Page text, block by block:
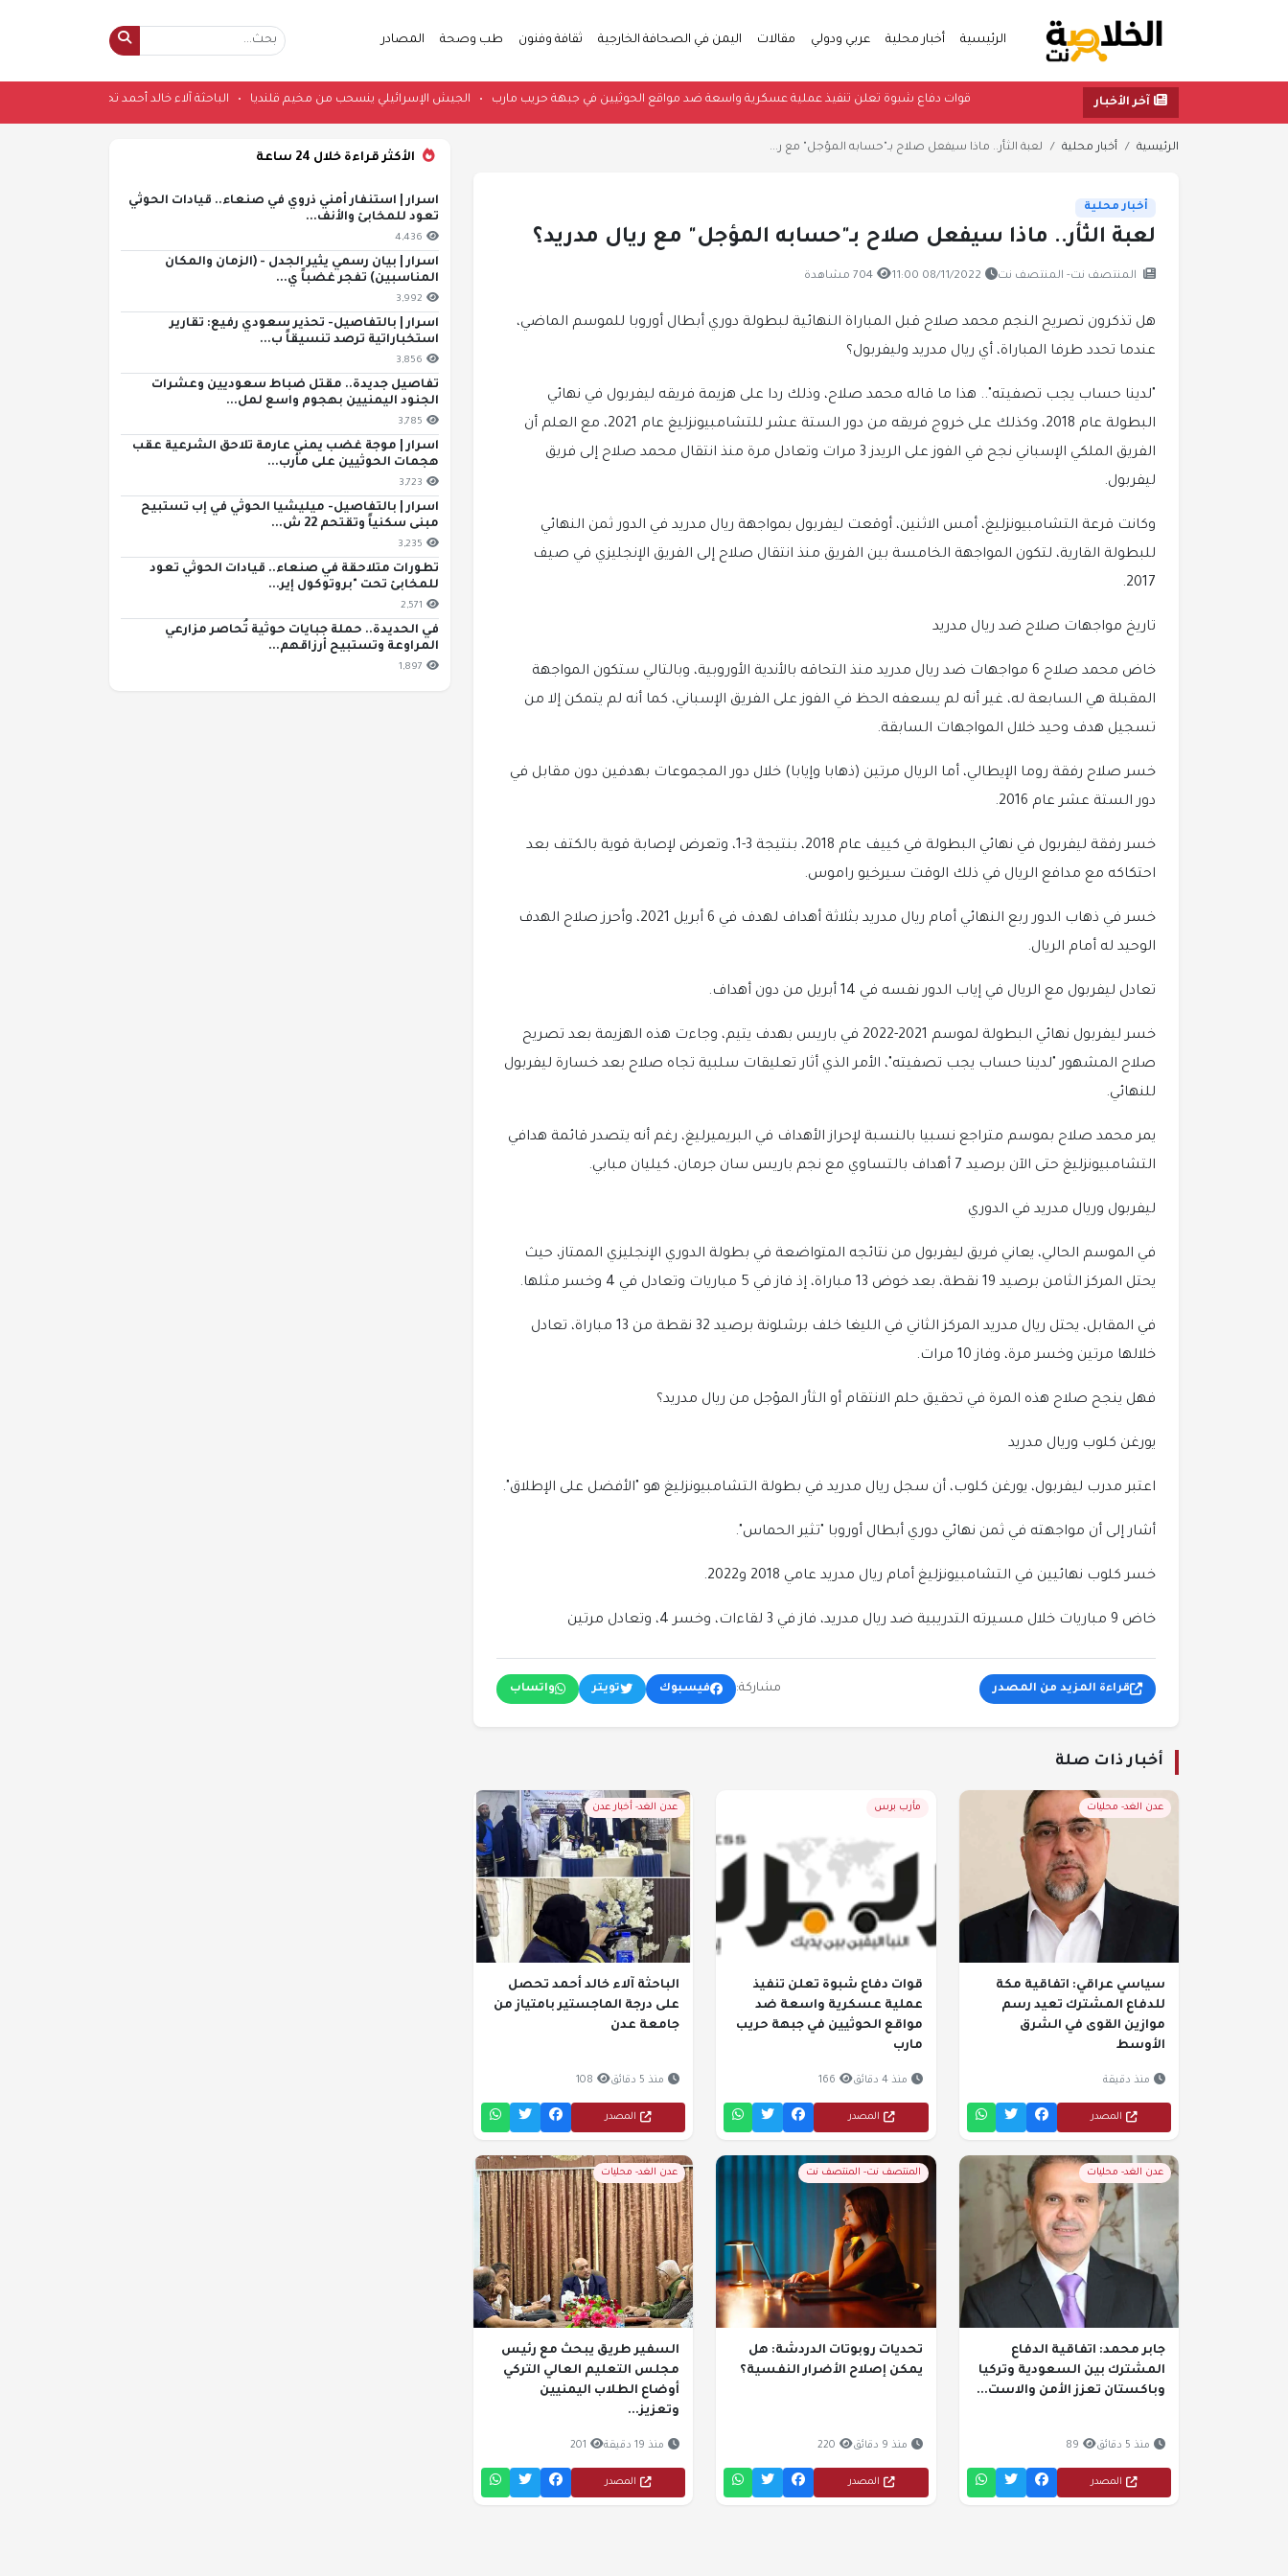
الرئيسية أخبار محلية عربي ودولي مقالات اليمن في الصحافة الخارجية ثقافة وفنون طب وصحة المصادر
آخر الأخبار قوات دفاع شبوة تعلن تنفيذ عملية عسكرية واسعة ضد مواقع الحوثيين في جبهة حريب مارب•الجيش الإسرائيلي ينسحب من مخيم قلنديا•الباحثة آلاء خالد أحمد تحصل
الرئيسية أخبار محلية لعبة الثأر.. ماذا سيفعل صلاح بـ"حسابه المؤجل" مع ر...
أخبار محلية
لعبة الثأر.. ماذا سيفعل صلاح بـ"حسابه المؤجل" مع ريال مدريد؟
المنتصف نت- المنتصف نت 08/11/2022 11:00 704 مشاهدة
هل تذكرون تصريح النجم محمد صلاح قبل المباراة النهائية لبطولة دوري أبطال أوروبا للموسم الماضي،
عندما تحدد طرفا المباراة، أي ريال مدريد وليفربول؟
"لدينا حساب يجب تصفيته".. هذا ما قاله محمد صلاح، وذلك ردا على هزيمة فريقه ليفربول في نهائي
البطولة عام 2018، وكذلك على خروج فريقه من دور الستة عشر للتشامبيونزليغ عام 2021، مع العلم أن
الفريق الملكي الإسباني نجح في الفوز على الريدز 3 مرات وتعادل مرة منذ انتقال محمد صلاح إلى فريق
ليفربول.
وكانت قرعة التشامبيونزليغ، أمس الاثنين، أوقعت ليفربول بمواجهة ريال مدريد في الدور ثمن النهائي
للبطولة القارية، لتكون المواجهة الخامسة بين الفريق منذ انتقال صلاح إلى الفريق الإنجليزي في صيف
2017.
تاريخ مواجهات صلاح ضد ريال مدريد
خاض محمد صلاح 6 مواجهات ضد ريال مدريد منذ التحاقه بالأندية الأوروبية، وبالتالي ستكون المواجهة
المقبلة هي السابعة له، غير أنه لم يسعفه الحظ في الفوز على الفريق الإسباني، كما أنه لم يتمكن إلا من
تسجيل هدف وحيد خلال المواجهات السابقة.
خسر صلاح رفقة روما الإيطالي، أما الريال مرتين (ذهابا وإيابا) خلال دور المجموعات بهدفين دون مقابل في
دور الستة عشر عام 2016.
خسر رفقة ليفربول في نهائي البطولة في كييف عام 2018، بنتيجة 3-1، وتعرض لإصابة قوية بالكتف بعد
احتكاكه مع مدافع الريال في ذلك الوقت سيرخيو راموس.
خسر في ذهاب الدور ربع النهائي أمام ريال مدريد بثلاثة أهداف لهدف في 6 أبريل 2021، وأحرز صلاح الهدف
الوحيد له أمام الريال.
تعادل ليفربول مع الريال في إياب الدور نفسه في 14 أبريل من دون أهداف.
خسر ليفربول نهائي البطولة لموسم 2021-2022 في باريس بهدف يتيم، وجاءت هذه الهزيمة بعد تصريح
صلاح المشهور "لدينا حساب يجب تصفيته"، الأمر الذي أثار تعليقات سلبية تجاه صلاح بعد خسارة ليفربول
للنهائي.
يمر محمد صلاح بموسم متراجع نسبيا بالنسبة لإحراز الأهداف في البريميرليغ، رغم أنه يتصدر قائمة هدافي
التشامبيونزليغ حتى الآن برصيد 7 أهداف بالتساوي مع نجم باريس سان جرمان، كيليان مبابي.
ليفربول وريال مدريد في الدوري
في الموسم الحالي، يعاني فريق ليفربول من نتائجه المتواضعة في بطولة الدوري الإنجليزي الممتاز، حيث
يحتل المركز الثامن برصيد 19 نقطة، بعد خوض 13 مباراة، إذ فاز في 5 مباريات وتعادل في 4 وخسر مثلها.
في المقابل، يحتل ريال مدريد المركز الثاني في الليغا خلف برشلونة برصيد 32 نقطة من 13 مباراة، تعادل
خلالها مرتين وخسر مرة، وفاز 10 مرات.
فهل ينجح صلاح هذه المرة في تحقيق حلم الانتقام أو الثأر المؤجل من ريال مدريد؟
يورغن كلوب وريال مدريد
اعتبر مدرب ليفربول، يورغن كلوب، أن سجل ريال مدريد في بطولة التشامبيونزليغ هو "الأفضل على الإطلاق".
أشار إلى أن مواجهته في ثمن نهائي دوري أبطال أوروبا "تثير الحماس".
خسر كلوب نهائيين في التشامبيونزليغ أمام ريال مدريد عامي 2018 و2022.
خاض 9 مباريات خلال مسيرته التدريبية ضد ريال مدريد، فاز في 3 لقاءات، وخسر 4، وتعادل مرتين
قراءة المزيد من المصدر مشاركة: فيسبوك تويتر واتساب
أخبار ذات صلة
عدن الغد- محليات
سياسي عراقي: اتفاقية مكة
للدفاع المشترك تعيد رسم
موازين القوى في الشرق
الأوسط
منذ دقيقة
المصدر
مأرب برس
قوات دفاع شبوة تعلن تنفيذ
عملية عسكرية واسعة ضد
مواقع الحوثيين في جبهة حريب
مارب
منذ 4 دقائق 166
المصدر
عدن الغد- أخبار عدن
الباحثة آلاء خالد أحمد تحصل
على درجة الماجستير بامتياز من
جامعة عدن
منذ 5 دقائق 108
المصدر
عدن الغد- محليات
جابر محمد: اتفاقية الدفاع
المشترك بين السعودية وتركيا
وباكستان تعزز الأمن والاست...
منذ 5 دقائق 89
المصدر
المنتصف نت- المنتصف نت
تحديات روبوتات الدردشة: هل
يمكن إصلاح الأضرار النفسية؟
منذ 9 دقائق 220
المصدر
عدن الغد- محليات
السفير طريق يبحث مع رئيس
مجلس التعليم العالي التركي
أوضاع الطلاب اليمنيين
وتعزيز...
منذ 19 دقيقة 201
المصدر
الأكثر قراءة خلال 24 ساعة
اسرار | استنفار أمني ذروي في صنعاء.. قيادات الحوثي
تعود للمخابئ والأنف...
4,436
اسرار | بيان رسمي يثير الجدل - (الزمان والمكان
المناسبين) تفجر غضباً ي...
3,992
اسرار | بالتفاصيل- تحذير سعودي رفيع: تقارير
استخباراتية ترصد تنسيقاً ب...
3,856
تفاصيل جديدة.. مقتل ضباط سعوديين وعشرات
الجنود اليمنيين بهجوم واسع لمل...
3,785
اسرار | موجة غضب يمني عارمة تلاحق الشرعية عقب
هجمات الحوثيين على مأرب...
3,723
اسرار | بالتفاصيل- ميليشيا الحوثي في إب تستبيح
مبنى سكنياً وتقتحم 22 ش...
3,235
تطورات متلاحقة في صنعاء.. قيادات الحوثي تعود
للمخابئ تحت "بروتوكول إير...
2,571
في الحديدة.. حملة جبايات حوثية تُحاصر مزارعي
المراوعة وتستبيح أرزاقهم...
1,897